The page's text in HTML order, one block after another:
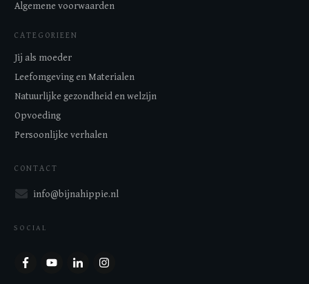
Algemene voorwaarden
CATEGORIEEN
Jij als moeder
Leefomgeving en Materialen
Natuurlijke gezondheid en welzijn
Opvoeding
Persoonlijke verhalen
CONTACT
info@bijnahippie.nl
SOCIAL